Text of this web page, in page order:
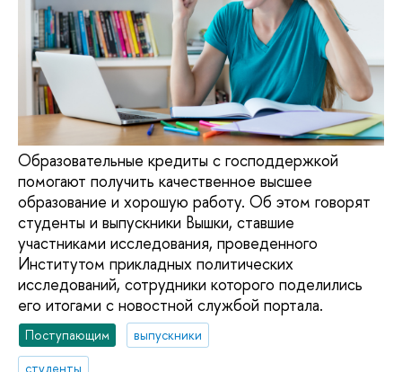
Образовательные кредиты с господдержкой
помогают получить качественное высшее
образование и хорошую работу. Об этом говорят
студенты и выпускники Вышки, ставшие
участниками исследования, проведенного
Институтом прикладных политических
исследований, сотрудники которого поделились
его итогами с новостной службой портала.
Поступающим
выпускники
студенты